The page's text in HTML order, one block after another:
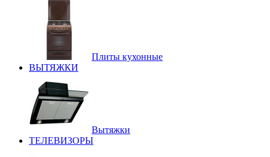
Плиты кухонные
ВЫТЯЖКИ
Вытяжки
ТЕЛЕВИЗОРЫ